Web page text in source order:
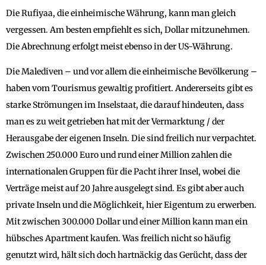
Die Rufiyaa, die einheimische Währung, kann man gleich
vergessen. Am besten empfiehlt es sich, Dollar mitzunehmen.
Die Abrechnung erfolgt meist ebenso in der US-Währung.
Die Malediven – und vor allem die einheimische Bevölkerung –
haben vom Tourismus gewaltig profitiert. Andererseits gibt es
starke Strömungen im Inselstaat, die darauf hindeuten, dass
man es zu weit getrieben hat mit der Vermarktung / der
Herausgabe der eigenen Inseln. Die sind freilich nur verpachtet.
Zwischen 250.000 Euro und rund einer Million zahlen die
internationalen Gruppen für die Pacht ihrer Insel, wobei die
Verträge meist auf 20 Jahre ausgelegt sind. Es gibt aber auch
private Inseln und die Möglichkeit, hier Eigentum zu erwerben.
Mit zwischen 300.000 Dollar und einer Million kann man ein
hübsches Apartment kaufen. Was freilich nicht so häufig
genutzt wird, hält sich doch hartnäckig das Gerücht, dass der